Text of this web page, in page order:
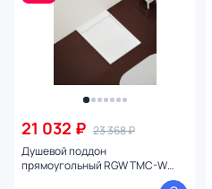
21 032 ₽ 23 368 ₽
Душевой поддон
прямоугольный RGW TMC-W